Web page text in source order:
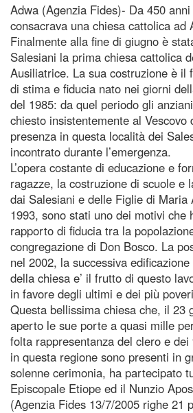
Adwa (Agenzia Fides)- Da 450
consacrava una chiesa cattolica ad
Finalmente alla fine di giugno è
Salesiani la prima chiesa cattolica
Ausiliatrice. La sua costruzione è il
di stima e fiducia nato nei giorni
del 1985: da quel periodo gli
chiesto insistentemente al Vescovo
presenza in questa località dei
incontrato durante l’emergenza.
L’opera costante di educazione e
ragazze, la costruzione di scuole e
dai Salesiani e delle Figlie di Maria
1993, sono stati uno dei motivi che
rapporto di fiducia tra la
congregazione di Don Bosco. La
nel 2002, la successiva
della chiesa e’ il frutto di questo
in favore degli ultimi e dei più
Questa bellissima chiesa che, il 23
aperto le sue porte a quasi mille
folta rappresentanza del clero e
in questa regione sono presenti in
solenne cerimonia, ha partecipato
Episcopale Etiope ed il Nunzio
(Agenzia Fides 13/7/2005 righe 21